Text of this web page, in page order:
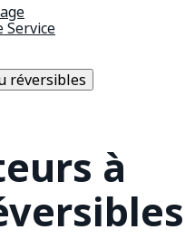
Service
réversibles
à